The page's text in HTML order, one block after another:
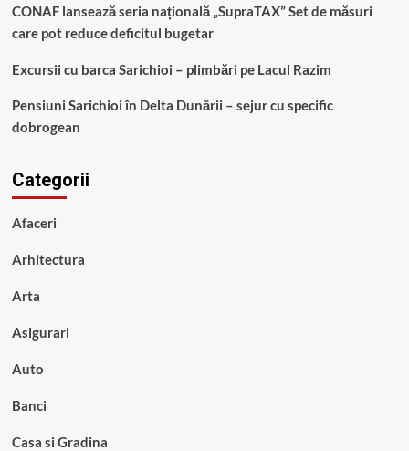
CONAF lansează seria națională „SupraTAX” Set de măsuri
care pot reduce deficitul bugetar
Excursii cu barca Sarichioi – plimbări pe Lacul Razim
Pensiuni Sarichioi în Delta Dunării – sejur cu specific
dobrogean
Categorii
Afaceri
Arhitectura
Arta
Asigurari
Auto
Banci
Casa si Gradina